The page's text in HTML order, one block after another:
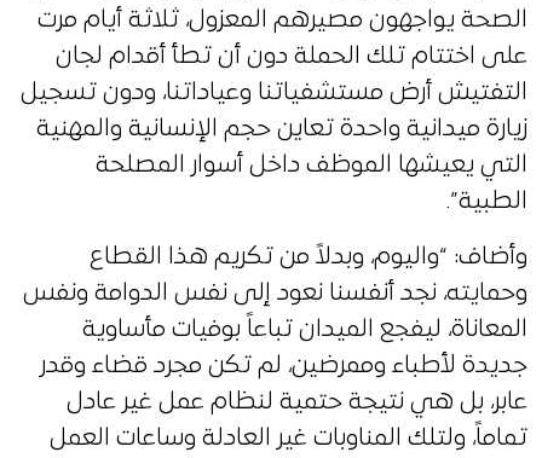
الصحة يواجهون مصيرهم المعزول، ثلاثة أيام مرت
على اختتام تلك الحملة دون أن تطأ أقدام لجان
التفتيش أرض مستشفياتنا وعياداتنا، ودون تسجيل
زيارة ميدانية واحدة تعاين حجم الإنسانية والمهنية
التي يعيشها الموظف داخل أسوار المصلحة
الطبية”.
وأضاف: “واليوم، وبدلاً من تكريم هذا القطاع
وحمايته، نجد أنفسنا نعود إلى نفس الدوامة ونفس
المعاناة، ليفجع الميدان تباعاً بوفيات مأساوية
جديدة لأطباء وممرضين، لم تكن مجرد قضاء وقدر
عابر، بل هي نتيجة حتمية لنظام عمل غير عادل
تماماً، ولتلك المناوبات غير العادلة وساعات العمل